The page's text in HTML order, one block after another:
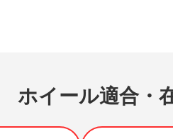
ホイール適合・